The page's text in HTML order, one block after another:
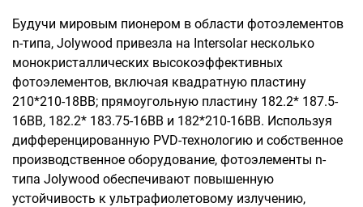
Будучи мировым пионером в области фотоэлементов
n-типа, Jolywood привезла на Intersolar несколько
монокристаллических высокоэффективных
фотоэлементов, включая квадратную пластину
210*210-18BB; прямоугольную пластину 182.2* 187.5-
16BB, 182.2* 183.75-16BB и 182*210-16BB. Используя
дифференцированную PVD-технологию и собственное
производственное оборудование, фотоэлементы n-
типа Jolywood обеспечивают повышенную
устойчивость к ультрафиолетовому излучению,